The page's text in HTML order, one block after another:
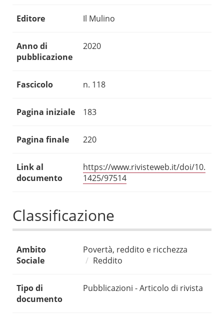
Editore Il Mulino
Anno di
pubblicazione
2020
Fascicolo n. 118
Pagina iniziale 183
Pagina finale 220
Link al
documento
https://www.rivisteweb.it/doi/10.
1425/97514
Classificazione
Ambito
Sociale
Povertà, reddito e ricchezza
Reddito
Tipo di
documento
Pubblicazioni - Articolo di rivista